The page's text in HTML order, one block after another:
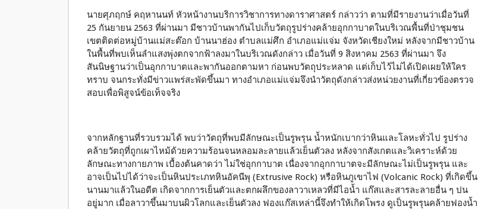
นายศุภฤกษ์ คฤหานนท์ หัวหน้างานบริการวิชาการทางดาราศาสตร์ กล่าวว่า ตามที่มีรายงานว่าเมื่อวันที่
25 กันยายน 2563 ที่ผ่านมา มีชาวบ้านพากันไปเก็บวัตถุรูปร่างคล้ายอุกกาบาตในบริเวณพื้นที่ป่าชุมชน
เขตติดต่อหมู่บ้านแม่สะต๊อก บ้านนาฮ่อง ตำบลแม่ศึก อำเภอแม่แจ่ม จังหวัดเชียงใหม่ หลังจากมีชาวบ้าน
ในพื้นที่พบเห็นลำแสงพุ่งตกจากฟ้าลงมาในบริเวณดังกล่าว เมื่อวันที่ 9 สิงหาคม 2563 ที่ผ่านมา จึง
สันนิษฐานว่าเป็นอุกกาบาตและพากันออกตามหา ก่อนพบวัตถุประหลาด แต่เก็บไว้ไม่ได้เปิดเผยให้ใคร
ทราบ จนกระทั่งมีข่าวแพร่สะพัดขึ้นมา ทางอำเภอแม่แจ่มจึงนำวัตถุดังกล่าวส่งหน่วยงานที่เกี่ยวข้องตรวจ
สอบเพื่อพิสูจน์ข้อเท็จจริง
จากหลักฐานที่รวบรวมได้ พบว่าวัตถุที่พบมีลักษณะเป็นรูพรุน น้ำหนักเบากว่าหินและโลหะทั่วไป รูปร่าง
คล้ายวัตถุที่ถูกเผาไหม้ด้วยความร้อนจนหลอมละลายแล้วเย็นตัวลง หลังจากสังเกตและวิเคราะห์ด้วย
ลักษณะทางกายภาพ เบื้องต้นคาดว่า ไม่ใช่อุกกาบาต เนื่องจากอุกกาบาตจะมีลักษณะไม่เป็นรูพรุน และ
อาจเป็นไปได้ว่าจะเป็นหินประเภทหินอัคนีพุ (Extrusive Rock) หรือหินภูเขาไฟ (Volcanic Rock) ที่เกิดขึ้น
นานมาแล้วในอดีต เกิดจากการเย็นตัวและตกผลึกของลาวาเหลวที่มีไอน้ำ แก๊สและสารละลายอื่น ๆ ปน
อยู่มาก เมื่อลาวาขึ้นมาบนผิวโลกและเย็นตัวลง ฟองแก๊สเหล่านี้จึงทำให้เกิดโพรง ดูเป็นรูพรุนคล้ายฟองน้ำ